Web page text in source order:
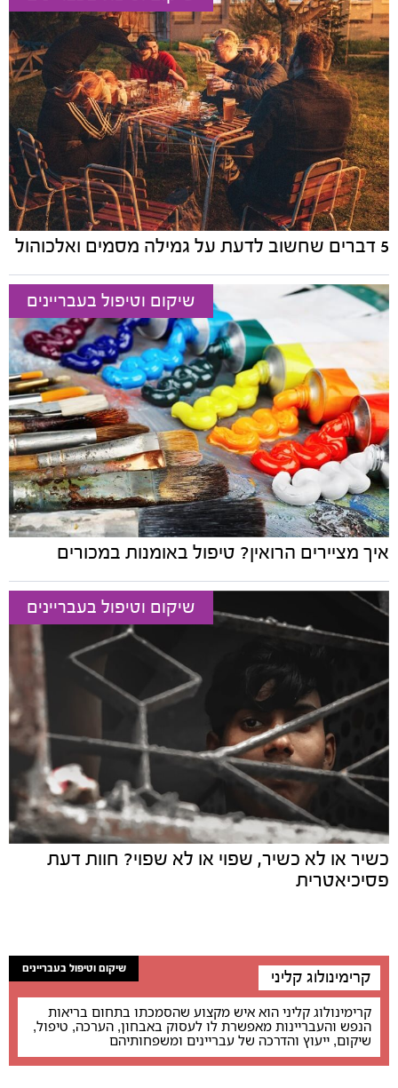
5 דברים שחשוב לדעת על גמילה מסמים ואלכוהול
שיקום וטיפול בעבריינים
איך מציירים הרואין? טיפול באומנות במכורים
שיקום וטיפול בעבריינים
כשיר או לא כשיר, שפוי או לא שפוי? חוות דעת
פסיכיאטרית
שיקום וטיפול בעבריינים קרימינולוג קליני
קרימינולוג קליני הוא איש מקצוע שהסמכתו בתחום בריאות
הנפש והעבריינות מאפשרת לו לעסוק באבחון, הערכה, טיפול,
שיקום, ייעוץ והדרכה של עבריינים ומשפחותיהם